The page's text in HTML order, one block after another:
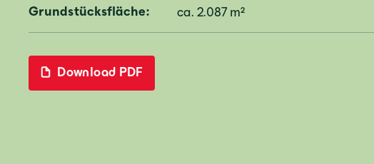
Grundstücksfläche: ca. 2.087 m²
Download PDF